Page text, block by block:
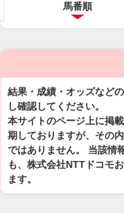
馬番順
結果・成績・オッズなど
し確認してください。
本サイトのページ上に掲
期しておりますが、その
ではありません。 当該情
も、株式会社NTTドコモ
ます。